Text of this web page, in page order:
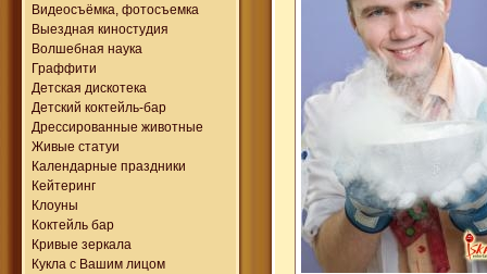
Видеосъёмка, фотосъемка
Выездная киностудия
Волшебная наука
Граффити
Детская дискотека
Детский коктейль-бар
Дрессированные животные
Живые статуи
Календарные праздники
Кейтеринг
Клоуны
Коктейль бар
Кривые зеркала
Кукла с Вашим лицом